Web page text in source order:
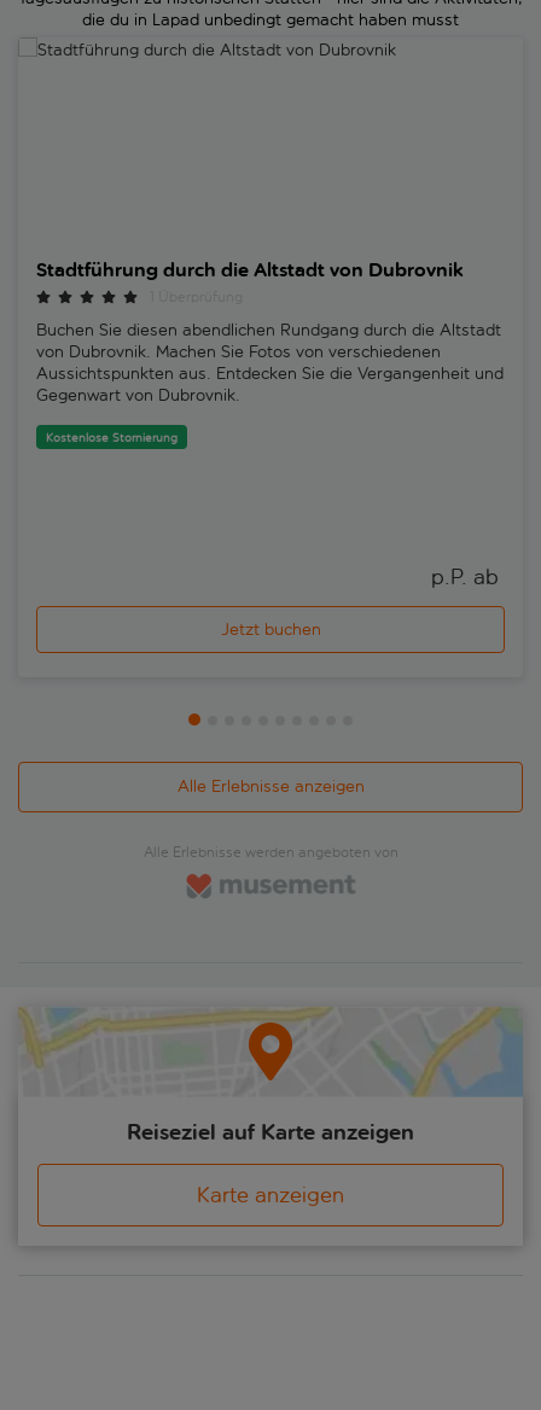
die du in Lapad unbedingt gemacht haben musst
Stadtführung durch die Altstadt von Dubrovnik
Stadtführung durch die Altstadt von Dubrovnik
Buchen Sie diesen abendlichen Rundgang durch die Altstadt
von Dubrovnik. Machen Sie Fotos von verschiedenen
Aussichtspunkten aus. Entdecken Sie die Vergangenheit und
Gegenwart von Dubrovnik.
Kostenlose Stornierung
p.P. ab
Jetzt buchen
Alle Erlebnisse anzeigen
Alle Erlebnisse werden angeboten von
Reiseziel auf Karte anzeigen
Karte anzeigen